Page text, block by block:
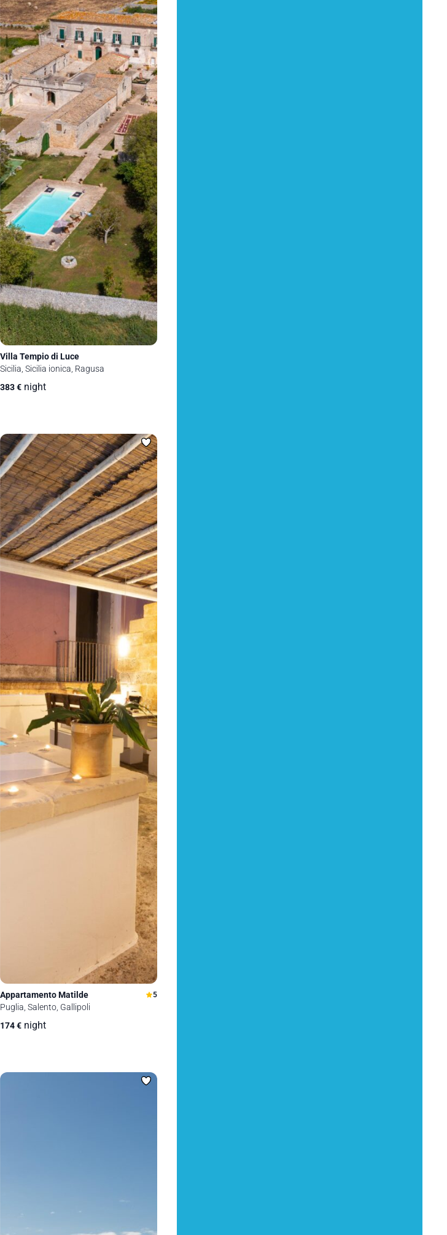
Villa Tempio di Luce
Sicilia, Sicilia ionica, Ragusa
383€ night
Appartamento Matilde 5
Puglia, Salento, Gallipoli
174€ night